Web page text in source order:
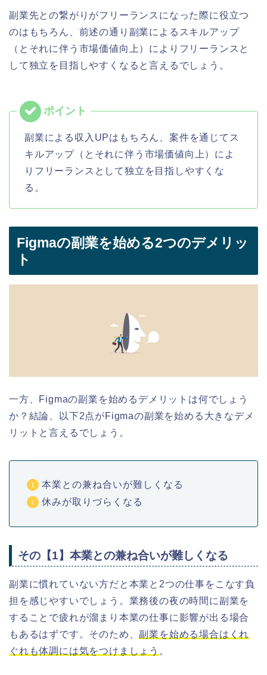
副業先との繋がりがフリーランスになった際に役立つ
のはもちろん、前述の通り副業によるスキルアップ
（とそれに伴う市場価値向上）によりフリーランスと
して独立を目指しやすくなると言えるでしょう。
副業による収入UPはもちろん、案件を通じてス
キルアップ（とそれに伴う市場価値向上）によ
りフリーランスとして独立を目指しやすくな
る。
Figmaの副業を始める2つのデメリッ
ト
一方、Figmaの副業を始めるデメリットは何でしょう
か？結論、以下2点がFigmaの副業を始める大きなデメ
リットと言えるでしょう。
本業との兼ね合いが難しくなる
休みが取りづらくなる
その【1】本業との兼ね合いが難しくなる
副業に慣れていない方だと本業と2つの仕事をこなす負
担を感じやすいでしょう。業務後の夜の時間に副業を
することで疲れが溜まり本業の仕事に影響が出る場合
もあるはずです。そのため、副業を始める場合はくれ
ぐれも体調には気をつけましょう 。